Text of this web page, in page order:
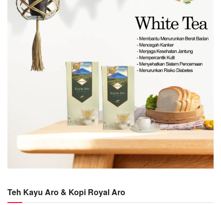
Teh Kayu Aro & Kopi Royal Aro